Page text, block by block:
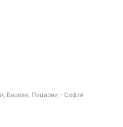
Барове, Пицарии - София